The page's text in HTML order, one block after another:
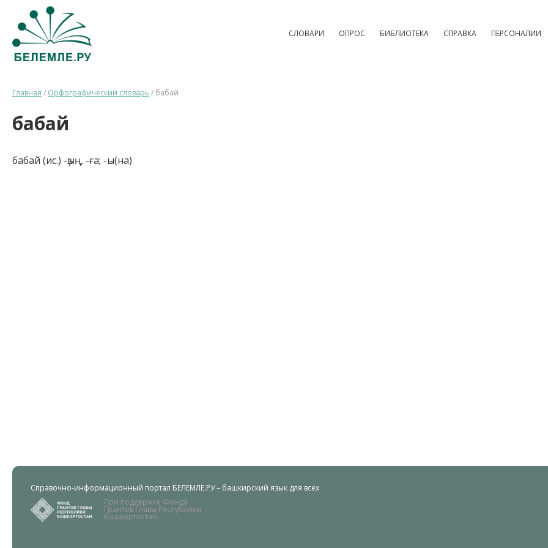
СЛОВАРИ ОПРОС БИБЛИОТЕКА СПРАВКА ПЕРСОНАЛИИ
Главная / Орфографический словарь / бабай
бабай
бабай (ис.) -ҙың, -ға; -ы(на)
Справочно-информационный портал БЕЛЕМЛЕ.РУ – башкирский язык для всех
При поддержке Фонда
Грантов Главы Республики
Башкортостан.